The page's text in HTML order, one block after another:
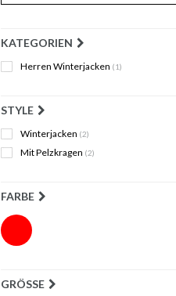
KATEGORIEN
Herren Winterjacken (1)
STYLE
Winterjacken (2)
Mit Pelzkragen (2)
FARBE
GRÖSSE